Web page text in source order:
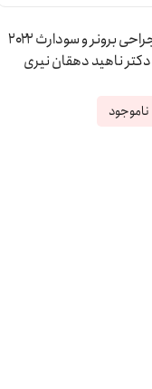
پرستاری داخلی و جراحی برونر و سودارث ۲۰۲۲
ناموجود